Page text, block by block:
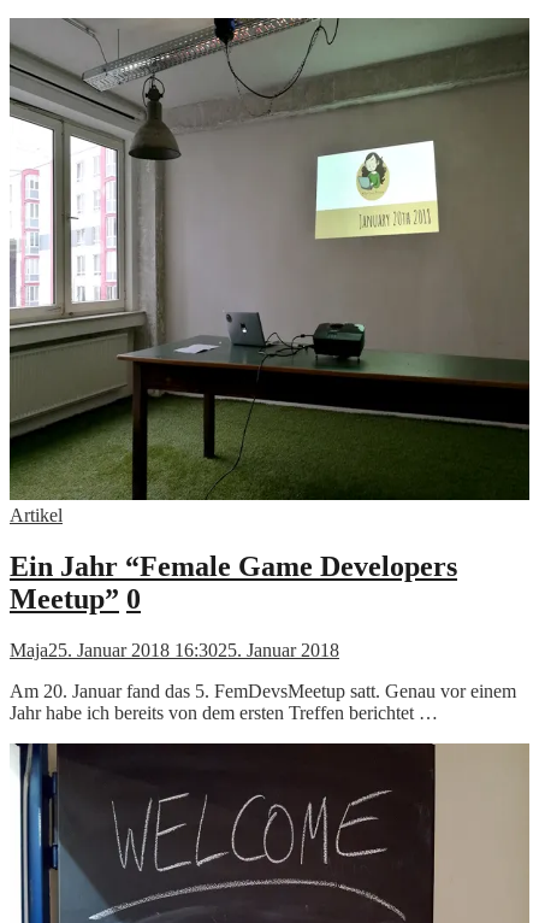
Artikel
Ein Jahr “Female Game Developers
Meetup” 0
Maja25. Januar 2018 16:3025. Januar 2018
Am 20. Januar fand das 5. FemDevsMeetup satt. Genau vor einem
Jahr habe ich bereits von dem ersten Treffen berichtet …